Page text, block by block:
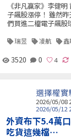
《非凡贏家》李健
子飆股漲停！ 雖然
們買進二檔電子飆
瑞昱 凌航 鑫
3520 0
選擇權實
2026/05/08
2026/05/12
外資布下5.4萬
吃貨這幾檔…